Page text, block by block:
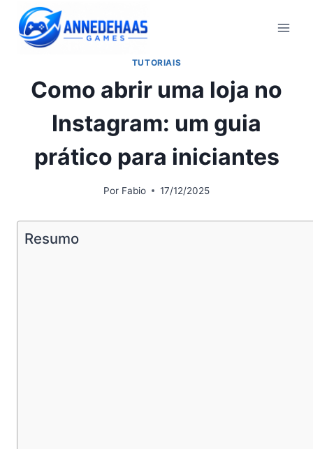
Pular
para
TUTORIAIS
Como abrir uma loja no
Instagram: um guia
prático para iniciantes
Por Fabio 17/12/2025
Resumo